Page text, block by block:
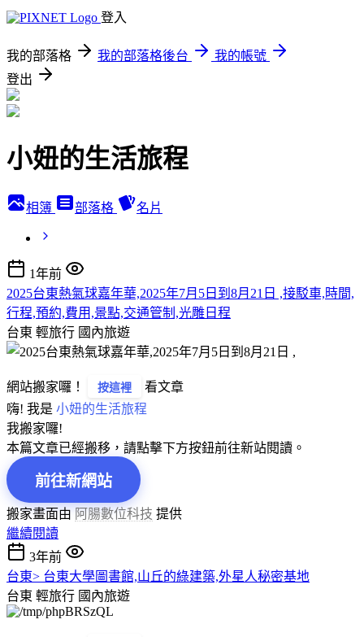
登入
我的部落格 我的部落格後台
我的帳號
登出
小妞的生活旅程
相簿 部落格 名片
1年前
2025台東熱氣球嘉年華,2025年7月5日到8月21日 ,接駁車,時間,
行程,預約,費用,景點,交通管制,光雕日程
台東 輕旅行 國內旅遊
網站搬家囉！ 按這裡
看文章
嗨! 我是 小妞的生活旅程
我搬家囉!
本篇文章已經搬移，請點擊下方按鈕前往新站閱讀。
前往新網站
搬家畫面由 阿腸數位科技 提供
繼續閱讀
3年前
台東> 台東大學圖書館,山丘的綠建築,外星人秘密基地
台東 輕旅行 國內旅遊